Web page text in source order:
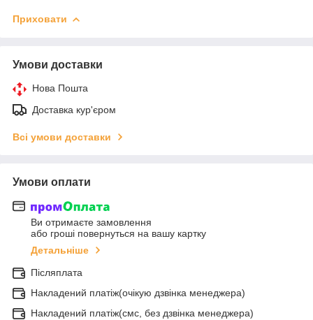
Приховати
Умови доставки
Нова Пошта
Доставка кур'єром
Всі умови доставки
Умови оплати
Ви отримаєте замовлення
або гроші повернуться на вашу картку
Детальніше
Післяплата
Накладений платіж(очікую дзвінка менеджера)
Накладений платіж(смс, без дзвінка менеджера)